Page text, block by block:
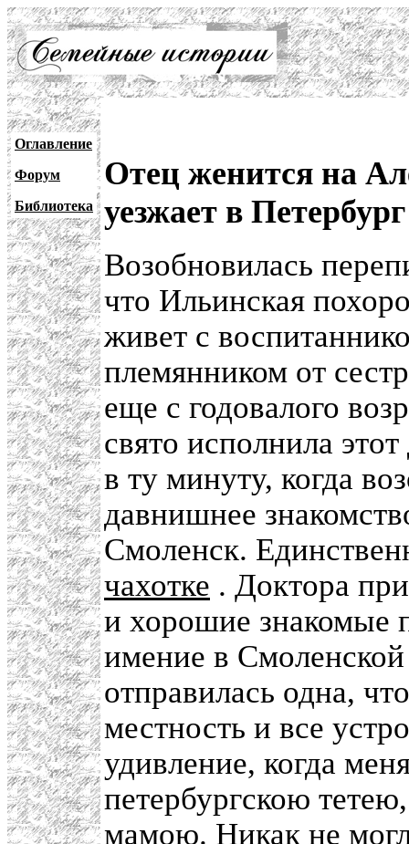
Оглавление
Форум
Библиотека
Отец женится на
уезжает в Петербург
Возобновилась
что Ильинская
живет с
племянником от
еще с годовалого
свято исполнила
в ту минуту, когда
давнишнее
Смоленск.
чахотке . Доктора
и хорошие знакомые
имение в Смоленской
отправилась одна,
местность и все
удивление, когда
петербургскою
мамою. Никак не